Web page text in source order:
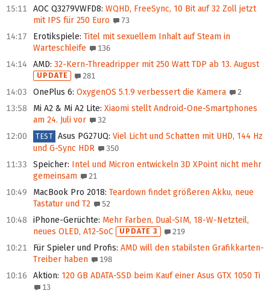
15:11 AOC Q3279VWFD8: WQHD, FreeSync, 10 Bit auf 32 Zoll jetzt
mit IPS für 250 Euro
73
14:17 Erotikspiele: Titel mit sexuellem Inhalt auf Steam in
Warteschleife
136
14:14 AMD: 32-Kern-Threadripper mit 250 Watt TDP ab 13. August
UPDATE 281
14:03 OnePlus 6: OxygenOS 5.1.9 verbessert die Kamera 2
13:58 Mi A2 & Mi A2 Lite: Xiaomi stellt Android-One-Smartphones
am 24. Juli vor
32
12:00 TEST Asus PG27UQ: Viel Licht und Schatten mit UHD, 144 Hz
und G‑Sync HDR
350
11:33 Speicher: Intel und Micron entwickeln 3D XPoint nicht mehr
gemeinsam
21
10:49 MacBook Pro 2018: Teardown findet größeren Akku, neue
Tastatur und T2
52
10:48 iPhone-Gerüchte: Mehr Farben, Dual-SIM, 18-W-Netzteil,
neues OLED, A12-SoC
UPDATE 3 219
10:21 Für Spieler und Profis: AMD will den stabilsten Grafikkarten-
Treiber haben
198
10:16 Aktion: 120 GB ADATA-SSD beim Kauf einer Asus GTX 1050 Ti
13